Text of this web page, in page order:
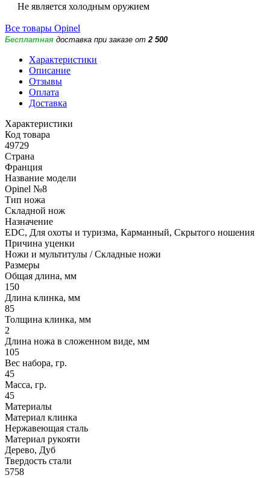
Не является холодным оружием
Все товары Opinel
Бесплатная доставка при заказе от 2 500
Характеристики
Описание
Отзывы
Оплата
Доставка
Характеристики
Код товара
49729
Страна
Франция
Название модели
Opinel №8
Тип ножа
Складной нож
Назначение
EDC, Для охоты и туризма, Карманный, Скрытого ношения
Причина уценки
Ножи и мультитулы / Складные ножи
Размеры
Общая длина, мм
150
Длина клинка, мм
85
Толщина клинка, мм
2
Длина ножа в сложенном виде, мм
105
Вес набора, гр.
45
Масса, гр.
45
Материалы
Материал клинка
Нержавеющая сталь
Материал рукояти
Дерево, Дуб
Твердость стали
5758